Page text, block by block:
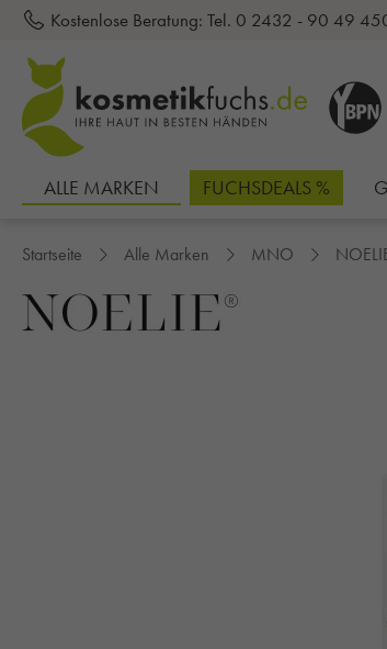
springen
Kostenlose Beratung: Tel. 0 2432 - 90 49
ALLE MARKEN FUCHSDEALS %
Startseite Alle Marken MNO